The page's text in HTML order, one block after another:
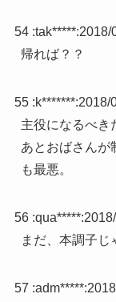
54 :tak*****:2018/
帰れば？？
55 :k*******:2018/
主役になるべき
あとおばさんが
も最悪。
56 :qua*****:
まだ、本調子じ
57 :adm*****: